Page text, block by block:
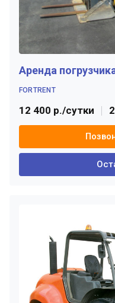
Аренда
FORTRENT
12 400 р./сутки